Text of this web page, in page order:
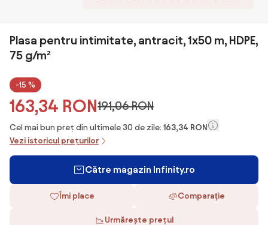
Plasa pentru intimitate, antracit, 1x50 m, HDPE,
75 g/m²
-15 %
163,34 RON191,06 RON
Cel mai bun preț din ultimele 30 de zile: 163,34 RON
Vezi istoricul prețurilor
Către magazin Infinity.ro
Îmi place Comparaţie
Urmărește prețul